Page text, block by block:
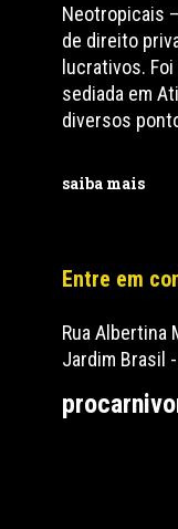
Neotropicais
de direito
lucrativos.
sediada em
diversos
saiba mais
Entre em
Rua Albertina
Jardim Brasil